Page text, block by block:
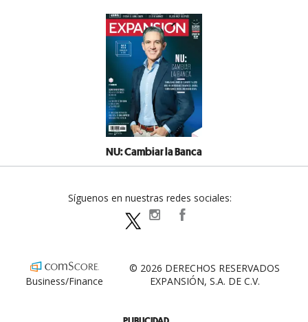
NU: Cambiar la Banca
Síguenos en nuestras redes sociales:
expansionpolitica
Business/Finance
© 2026 DERECHOS RESERVADOS
EXPANSIÓN, S.A. DE C.V.